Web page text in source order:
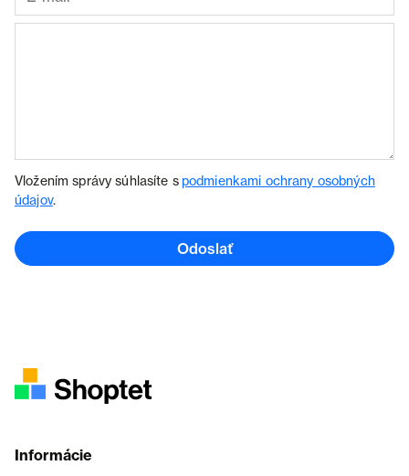
Vložením správy súhlasíte spodmienkami ochrany osobných
údajov.
Odoslať
Informácie